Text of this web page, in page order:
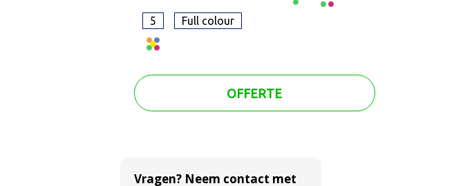
5 Full colour
OFFERTE
Vragen? Neem contact met